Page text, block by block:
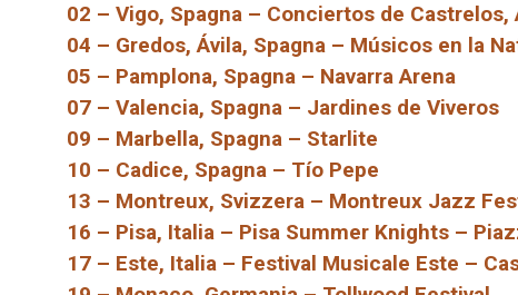
02 – Vigo, Spagna – Conciertos de
04 – Gredos, Ávila, Spagna – Músicos en la
05 – Pamplona, ​​Spagna – Navarra Arena
07 – Valencia, Spagna – Jardines de Viveros
09 – Marbella, Spagna – Starlite
10 – Cadice, Spagna – Tío Pepe
13 – Montreux, Svizzera – Montreux Jazz
16 – Pisa, Italia – Pisa Summer Knights –
17 – Este, Italia – Festival Musicale Este –